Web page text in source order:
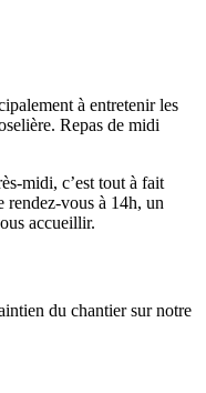
à entretenir les
Repas de midi
midi, c’est tout à fait
rendez-vous à 14h, un
accueillir.
du chantier sur notre